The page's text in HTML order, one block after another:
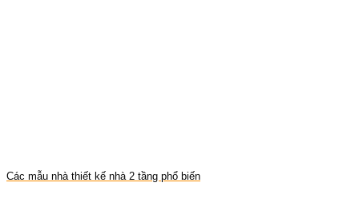
Các mẫu nhà thiết kế nhà 2 tầng phổ biến